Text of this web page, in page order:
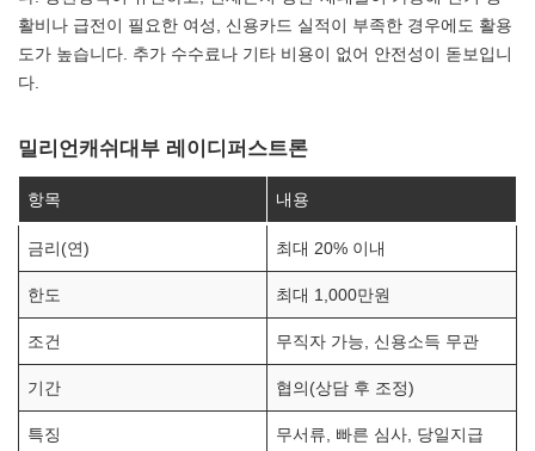
활비나 급전이 필요한 여성, 신용카드 실적이 부족한 경우에도 활용
도가 높습니다. 추가 수수료나 기타 비용이 없어 안전성이 돋보입니
다.
밀리언캐쉬대부 레이디퍼스트론
항목 내용
금리(연) 최대 20% 이내
한도 최대 1,000만원
조건 무직자 가능, 신용소득 무관
기간 협의(상담 후 조정)
특징 무서류, 빠른 심사, 당일지급